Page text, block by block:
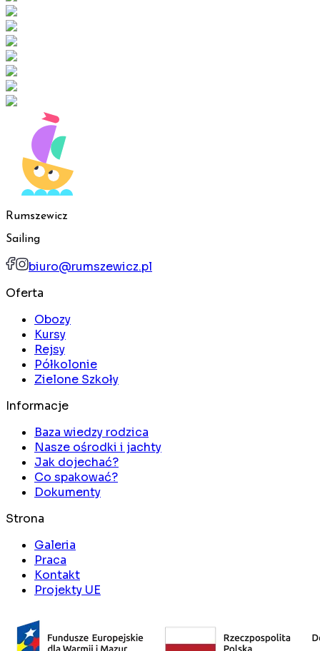
Rumszewicz
Sailing
biuro@rumszewicz.pl
Oferta
Obozy
Kursy
Rejsy
Półkolonie
Zielone Szkoły
Informacje
Baza wiedzy rodzica
Nasze ośrodki i jachty
Jak dojechać?
Co spakować?
Dokumenty
Strona
Galeria
Praca
Kontakt
Projekty UE